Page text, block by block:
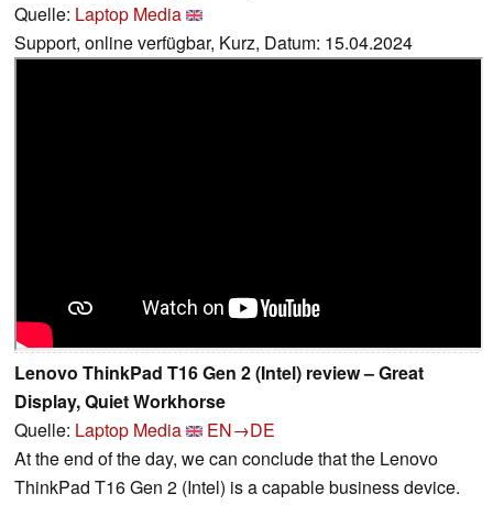
Quelle: Laptop Media
Support, online verfügbar, Kurz, Datum: 15.04.2024
Lenovo ThinkPad T16 Gen 2 (Intel) review – Great
Display, Quiet Workhorse
Quelle: Laptop Media
EN→DE
At the end of the day, we can conclude that the Lenovo
ThinkPad T16 Gen 2 (Intel) is a capable business device.